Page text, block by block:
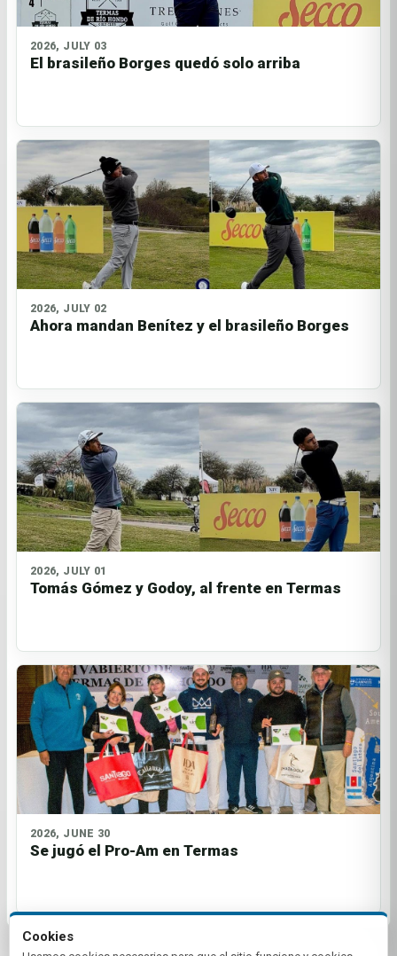
2026, JULY 03
El brasileño Borges quedó solo arriba
2026, JULY 02
Ahora mandan Benítez y el brasileño Borges
2026, JULY 01
Tomás Gómez y Godoy, al frente en Termas
2026, JUNE 30
Se jugó el Pro-Am en Termas
Cookies